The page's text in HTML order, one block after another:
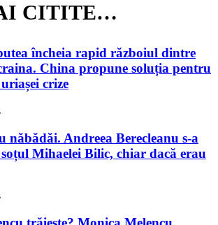
CITITE…
încheia rapid războiul dintre
China propune soluția pentru
crize
năbădăi. Andreea Berecleanu s-a
Mihaelei Bilic, chiar dacă erau